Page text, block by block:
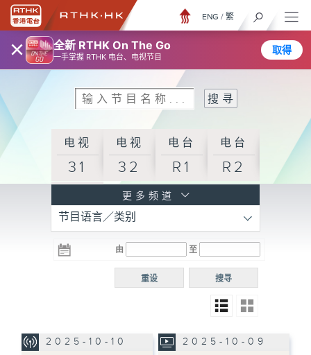
× 全新 RTHK On The Go
一手掌握 RTHK 电台、电视节目
取得
ENG / 繁
电视
31
电视
32
电台
R1
电台
R2
R3
电台 电台
R5
电台
普通
更多频道
节目语言／类别
由 至
搜寻
重设
2025-10-10 2025-10-09